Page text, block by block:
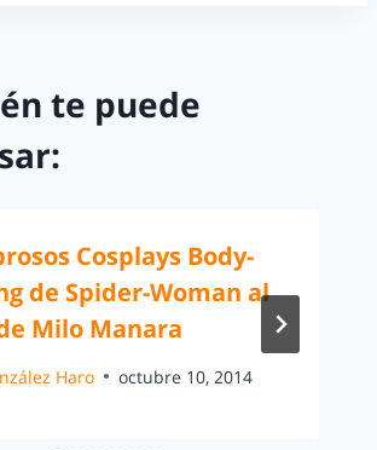
te puede
Cosplays Body-
de Spider-Woman al
Milo Manara
Haro octubre 10, 2014